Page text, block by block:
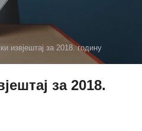
извјештај за 2018. годину
за 2018.